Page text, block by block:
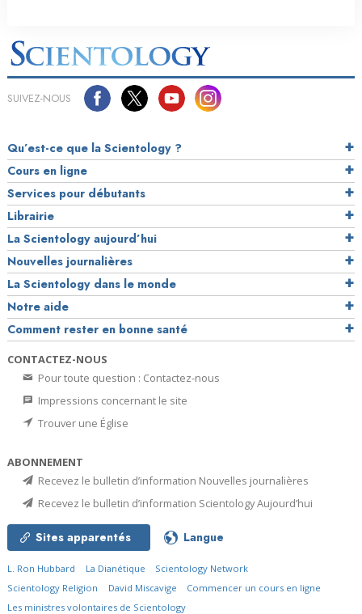
SUIVEZ-NOUS
Qu’est-ce que la Scientology ?
Cours en ligne
Services pour débutants
Librairie
La Scientology aujourd’hui
Nouvelles journalières
La Scientology dans le monde
Notre aide
Comment rester en bonne santé
CONTACTEZ-NOUS
Pour toute question : Contactez-nous
Impressions concernant le site
Trouver une Église
ABONNEMENT
Recevez le bulletin d’information Nouvelles journalières
Recevez le bulletin d’information Scientology Aujourd’hui
Sites apparentés Langue
L. Ron Hubbard La Dianétique
Scientology Network
Scientology Religion
David Miscavige
Commencer un cours en ligne
Les ministres volontaires de Scientology